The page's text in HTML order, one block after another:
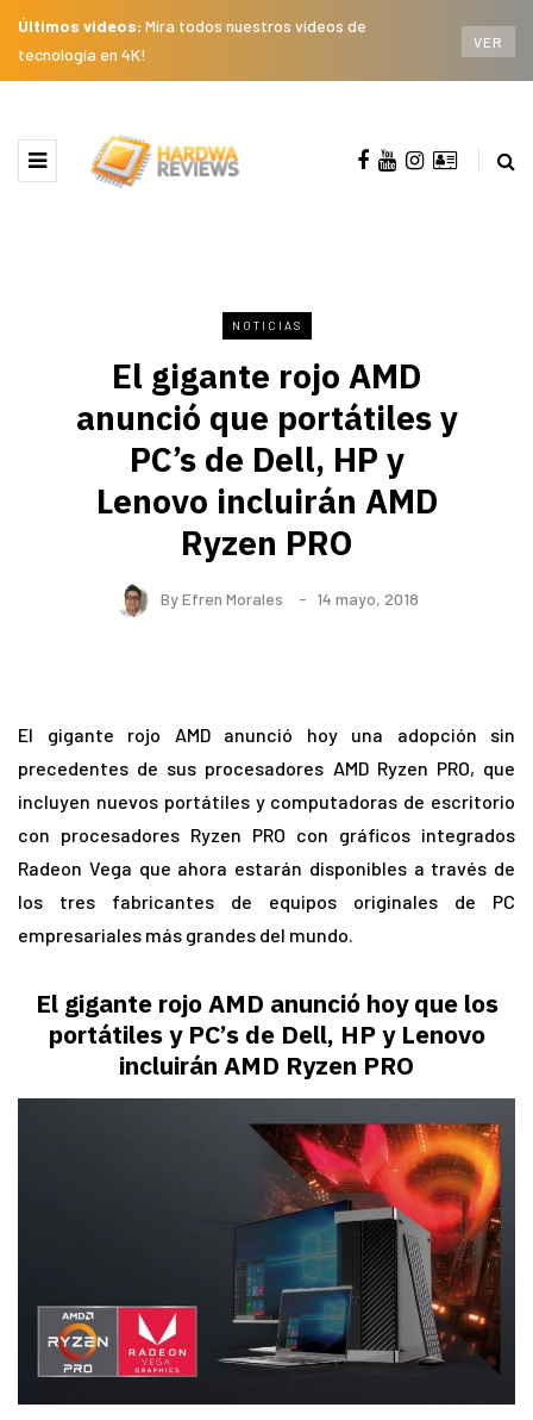
Últimos videos: Mira todos nuestros videos de
tecnología en 4K!
VER
NOTICIAS
El gigante rojo AMD
anunció que portátiles y
PC’s de Dell, HP y
Lenovo incluirán AMD
Ryzen PRO
ByEfren Morales 14 mayo, 2018
El gigante rojo AMD anunció hoy una adopción sin
precedentes de sus procesadores AMD Ryzen PRO, que
incluyen nuevos portátiles y computadoras de escritorio
con procesadores Ryzen PRO con gráficos integrados
Radeon Vega que ahora estarán disponibles a través de
los tres fabricantes de equipos originales de PC
empresariales más grandes del mundo.
El gigante rojo AMD anunció hoy que los
portátiles y PC’s de Dell, HP y Lenovo
incluirán AMD Ryzen PRO